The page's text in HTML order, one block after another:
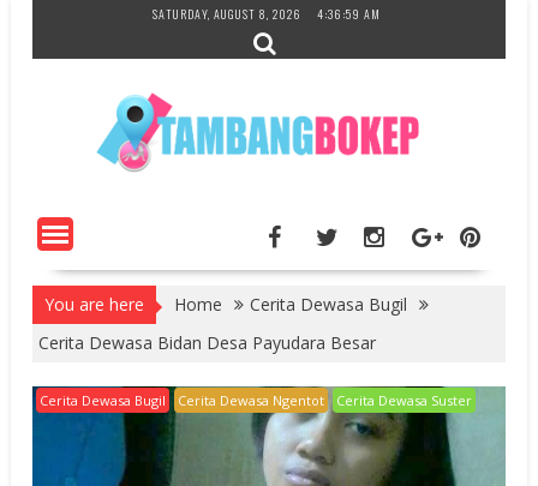
content
SATURDAY, AUGUST 8, 2026 4:37:00 AM
You are here Home
Cerita Dewasa Bugil
Cerita Dewasa Bidan Desa Payudara Besar
Cerita Dewasa Bugil Cerita Dewasa Ngentot Cerita Dewasa Suster